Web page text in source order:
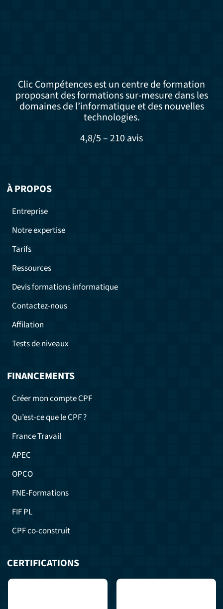
Clic Compétences est un centre de formation
proposant des formations sur-mesure dans les
domaines de l’informatique et des nouvelles
technologies.
4,8/5 – 210 avis
À PROPOS
Entreprise
Notre expertise
Tarifs
Ressources
Devis formations informatique
Contactez-nous
Affilation
Tests de niveaux
CERTIFICATIONS
FINANCEMENTS
Créer mon compte CPF
Qu’est-ce que le CPF ?
France Travail
APEC
OPCO
FNE-Formations
FIF PL
CPF co-construit